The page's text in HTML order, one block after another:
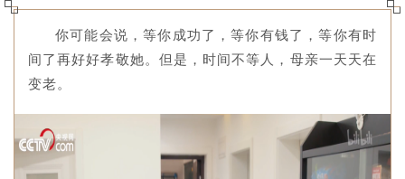
你可能会说，等你成功了，等你有钱了，等你有时
间了再好好孝敬她。但是，时间不等人，母亲一天天在
变老。